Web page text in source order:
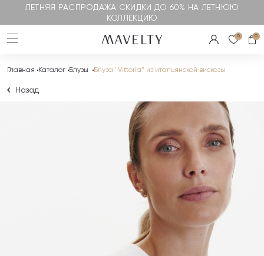
ЛЕТНЯЯ РАСПРОДАЖА СКИДКИ ДО 60% НА ЛЕТНЮЮ
КОЛЛЕКЦИЮ
0 0
Главная Каталог Блузы Блуза "Vittoria" из итальянской вискозы
Назад